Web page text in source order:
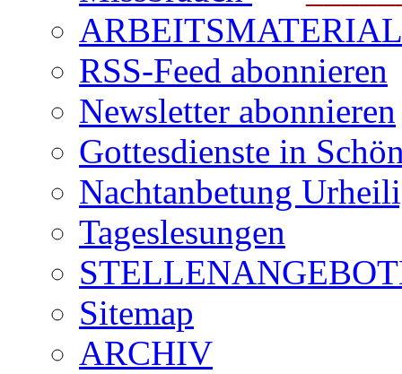
ARBEITSMATERIAL
RSS-Feed abonnieren
Newsletter abonnieren
Gottesdienste in
Nachtanbetung
Tageslesungen
Sitemap
ARCHIV